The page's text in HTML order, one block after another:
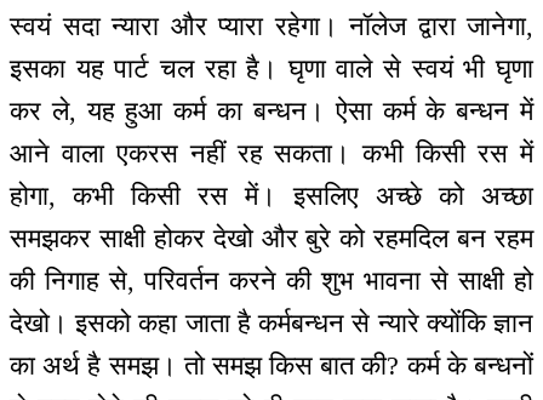
स्वयं सदा न्यारा और प्यारा रहेगा। नॉलेज द्वारा जानेगा,
इसका यह पार्ट चल रहा है। घृणा वाले से स्वयं भी घृणा
कर ले, यह हुआ कर्म का बन्धन। ऐसा कर्म के बन्धन में
आने वाला एकरस नहीं रह सकता। कभी किसी रस में
होगा, कभी किसी रस में। इसलिए अच्छे को अच्छा
समझकर साक्षी होकर देखो और बुरे को रहमदिल बन रहम
की निगाह से, परिवर्तन करने की शुभ भावना से साक्षी हो
देखो। इसको कहा जाता है कर्मबन्धन से न्यारे क्योंकि ज्ञान
का अर्थ है समझ। तो समझ किस बात की? कर्म के बन्धनों